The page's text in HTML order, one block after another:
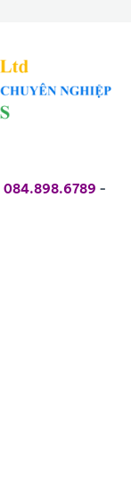
084.898.6789 -